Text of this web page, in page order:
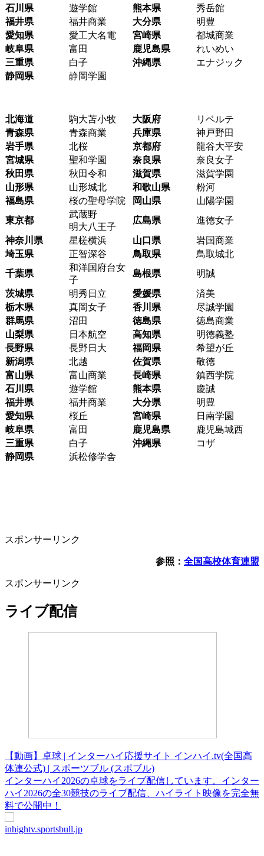
石川県 遊学館 熊本県
秀岳館
福井県
福井商業 大分県
明豊
愛知県
愛工大名電 宮崎県
都城商業
岐阜県
富田 鹿児島県
れいめい
三重県
白子 沖縄県
エナジック
静岡県
静岡学園
北海道 駒大苫小牧 大阪府
リベルテ
青森県
青森商業 兵庫県
神戸野田
岩手県
北桜 京都府
龍谷大平安
宮城県
聖和学園 奈良県
奈良女子
秋田県
秋田令和 滋賀県
滋賀学園
山形県
山形城北 和歌山県
粉河
福島県
桜の聖母学院 岡山県
山陽学園
東京都
武蔵野
明大八王子
広島県
進徳女子
神奈川県
星槎横浜 山口県
岩国商業
埼玉県
正智深谷 鳥取県
鳥取城北
千葉県
和洋国府台女
子
島根県
明誠
茨城県
明秀日立 愛媛県
済美
栃木県
真岡女子 香川県
尽誠学園
群馬県
沼田 徳島県
徳島商業
山梨県
日本航空 高知県
明徳義塾
長野県
長野日大 福岡県
希望が丘
新潟県
北越 佐賀県
敬徳
富山県
富山商業 長崎県
鎮西学院
石川県
遊学館 熊本県
慶誠
福井県
福井商業 大分県
明豊
愛知県
桜丘 宮崎県
日南学園
岐阜県
富田 鹿児島県
鹿児島城西
三重県
白子 沖縄県
コザ
静岡県
浜松修学舎
スポンサーリンク
参照： 全国高校体育連盟
スポンサーリンク
ライブ配信
【動画】卓球 | インターハイ応援サイト インハイ.tv(全国高
体連公式) | スポーツブル (スポブル)
インターハイ2026の卓球をライブ配信しています。インター
ハイ2026の全30競技のライブ配信、ハイライト映像を完全無
料で公開中！
inhightv.sportsbull.jp